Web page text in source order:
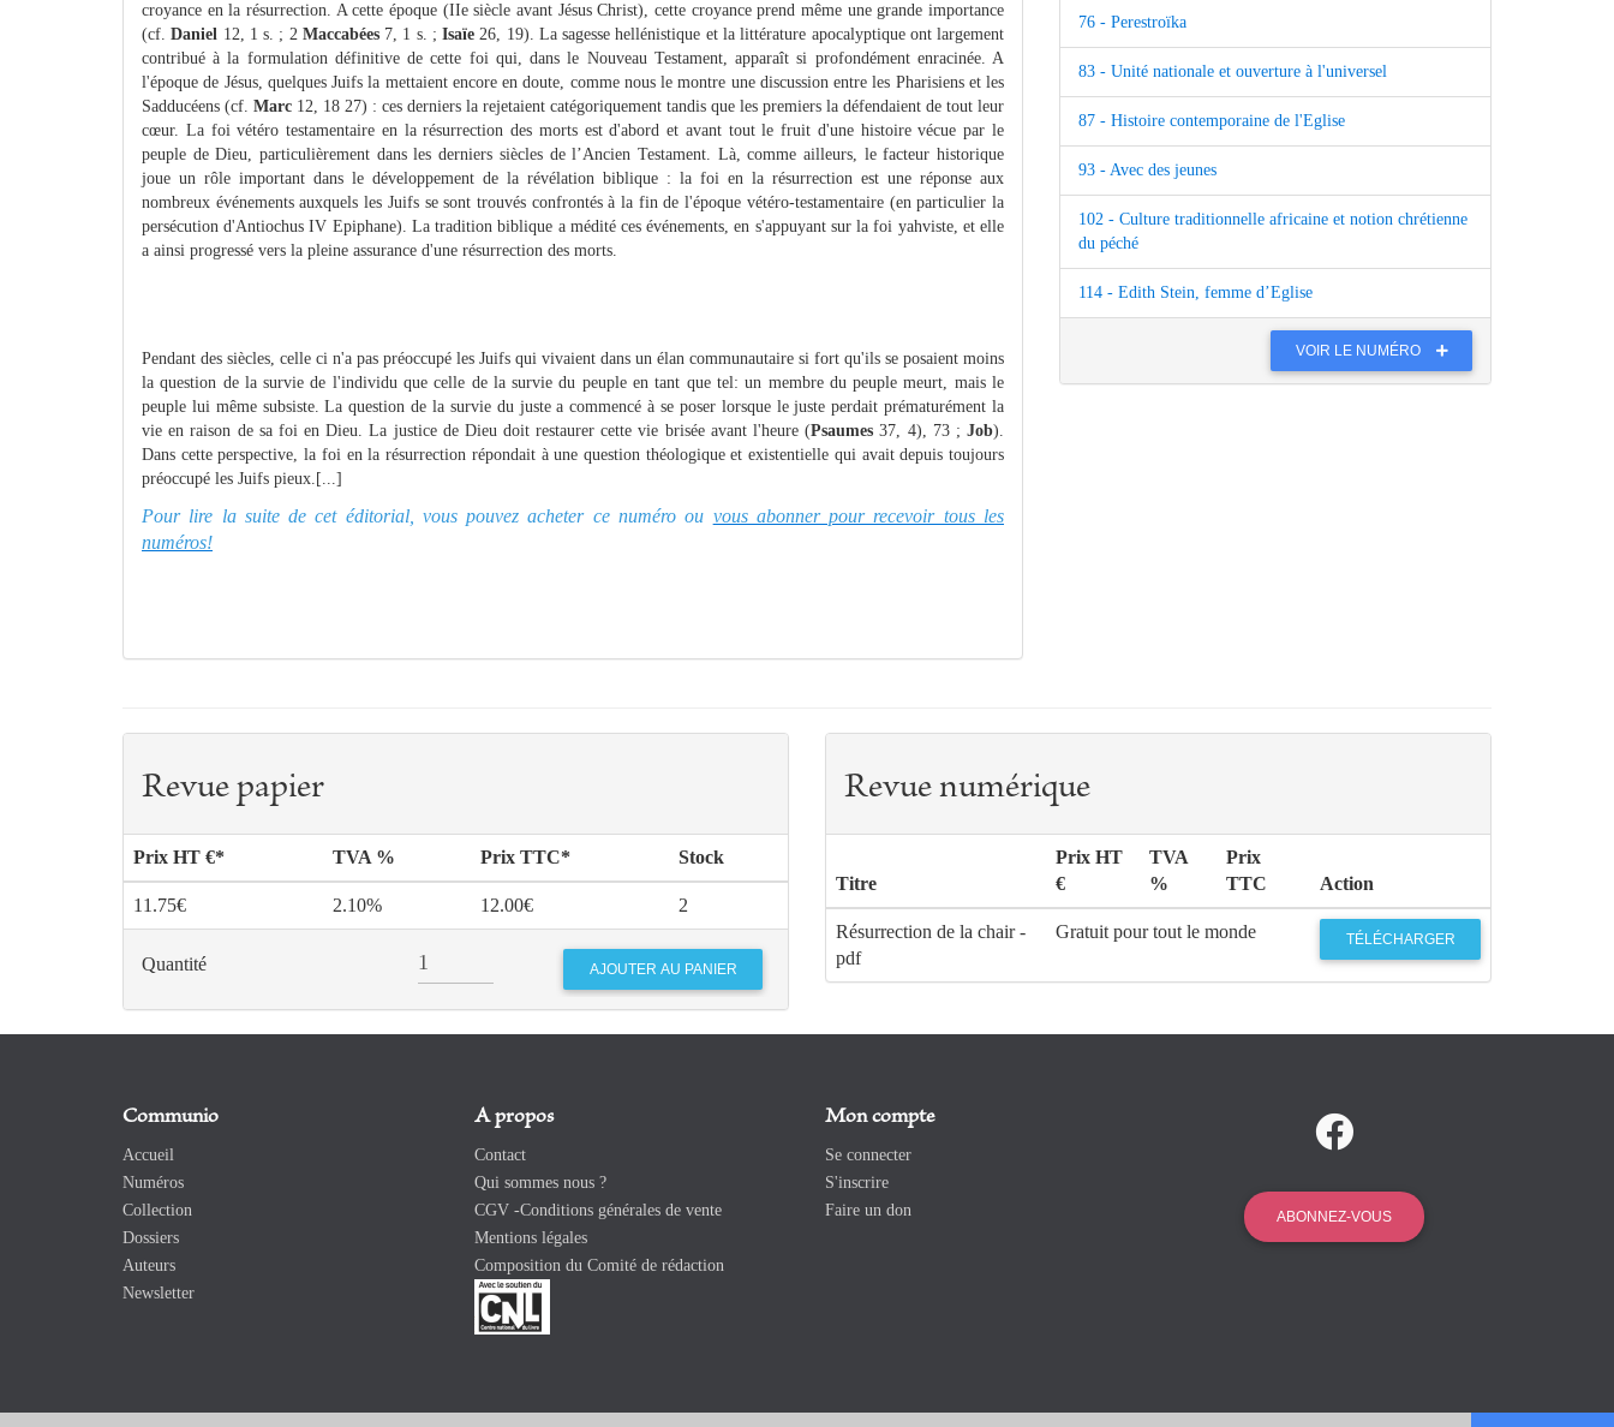
croyance en la résurrection. A cette époque (IIe siècle avant Jésus Christ), cette croyance prend même une grande importance
(cf.Daniel 12, 1 s. ; 2 Maccabées7, 1 s. ;Isaïe 26, 19). La sagesse hellénistique et la littérature apocalyptique ont largement
contribué à la formulation définitive de cette foi qui, dans le Nouveau Testament, apparaît si profondément enracinée. A
l'époque de Jésus, quelques Juifs la mettaient encore en doute, comme nous le montre une discussion entre les Pharisiens et les
Sadducéens (cf. Marc 12, 18 27) : ces derniers la rejetaient catégoriquement tandis que les premiers la défendaient de tout leur
cœur. La foi vétéro testamentaire en la résurrection des morts est d'abord et avant tout le fruit d'une histoire vécue par le
peuple de Dieu, particulièrement dans les derniers siècles de l’Ancien Testament. Là, comme ailleurs, le facteur historique
joue un rôle important dans le développement de la révélation biblique : la foi en la résurrection est une réponse aux
nombreux événements auxquels les Juifs se sont trouvés confrontés à la fin de l'époque vétéro-testamentaire (en particulier la
persécution d'Antiochus IV Epiphane). La tradition biblique a médité ces événements, en s'appuyant sur la foi yahviste, et elle
a ainsi progressé vers la pleine assurance d'une résurrection des morts.
Pendant des siècles, celle ci n'a pas préoccupé les Juifs qui vivaient dans un élan communautaire si fort qu'ils se posaient moins
la question de la survie de l'individu que celle de la survie du peuple en tant que tel: un membre du peuple meurt, mais le
peuple lui même subsiste. La question de la survie du juste a commencé à se poser lorsque le juste perdait prématurément la
vie en raison de sa foi en Dieu. La justice de Dieu doit restaurer cette vie brisée avant l'heure (Psaumes 37, 4), 73 ;Job).
Dans cette perspective, la foi en la résurrection répondait à une question théologique et existentielle qui avait depuis toujours
préoccupé les Juifs pieux.[...]
Pour lire la suite de cet éditorial, vous pouvez acheter ce numéro ou vous abonner pour recevoir tous les
numéros!
76 - Perestroïka
83 - Unité nationale et ouverture à l'universel
87 - Histoire contemporaine de l'Eglise
93 - Avec des jeunes
102 - Culture traditionnelle africaine et notion chrétienne
du péché
114 - Edith Stein, femme d’Eglise
VOIR LE NUMÉRO
Revue papier
Prix HT €* TVA % Prix TTC* Stock
11.75€ 2.10% 12.00€ 2
Quantité
Revue numérique
Titre
Prix HT
€
TVA
%
Prix
TTC
Action
Résurrection de la chair -
pdf
Gratuit pour tout le monde TÉLÉCHARGER
Communio
Accueil
Numéros
Collection
Dossiers
Auteurs
Newsletter
A propos
Contact
Qui sommes nous ?
CGV -Conditions générales de vente
Mentions légales
Composition du Comité de rédaction
Mon compte
Se connecter
S'inscrire
Faire un don
ABONNEZ-VOUS